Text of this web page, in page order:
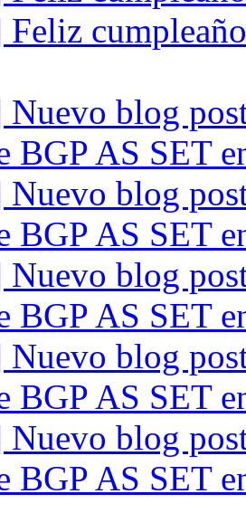
Feliz
Nuevo blog
BGP AS SET
Nuevo blog
BGP AS SET
Nuevo blog
BGP AS SET
Nuevo blog
BGP AS SET
Nuevo blog
BGP AS SET